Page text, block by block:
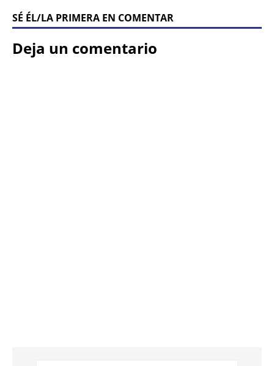
SÉ ÉL/LA PRIMERA EN COMENTAR
Deja un comentario